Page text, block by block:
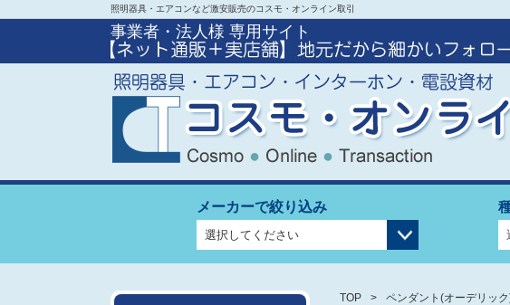
照明器具・エアコンなど激安販売のコスモ・オンライン取引
事業者・法人様 専用サイト
メーカーで絞り込み
TOP ペンダント(オーデリッ